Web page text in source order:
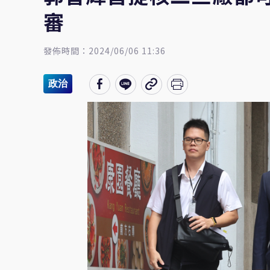
審
發佈時間：2024/06/06 11:36
政治